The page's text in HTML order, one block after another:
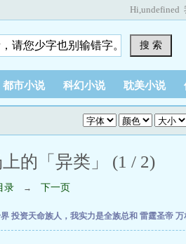
Hi,undefined
搜 索
都市小说 科幻小说 耽美小说
的「异类」 (1 / 2)
录 → 下一页
投资天命族人，我实力是全族总和 雷霆圣帝 万